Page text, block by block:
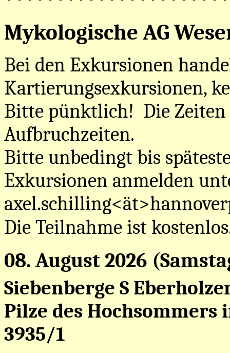
Mykologische AG
Bei den Exkursionen
Kartierungsexkursionen,
Bitte pünktlich! Die Zeiten
Aufbruchzeiten.
Bitte unbedingt bis
Exkursionen anmelden
Die Teilnahme ist
08. August 2026
Siebenberge S
Pilze des
3935/1